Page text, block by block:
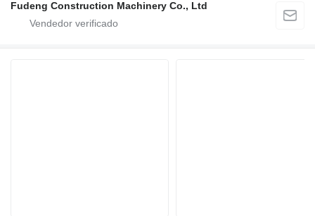
Fudeng Construction Machinery Co., Ltd